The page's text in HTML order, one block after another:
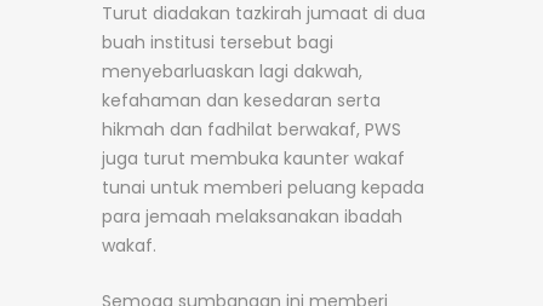
Turut diadakan tazkirah jumaat di dua
buah institusi tersebut bagi
menyebarluaskan lagi dakwah,
kefahaman dan kesedaran serta
hikmah dan fadhilat berwakaf, PWS
juga turut membuka kaunter wakaf
tunai untuk memberi peluang kepada
para jemaah melaksanakan ibadah
wakaf.